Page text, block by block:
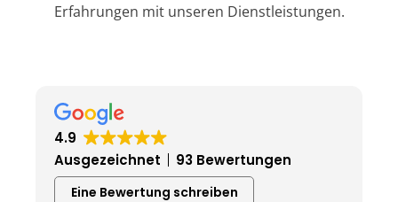
Erfahrungen mit unseren Dienstleistungen.
4.9
Ausgezeichnet
93 Bewertungen
Eine Bewertung schreiben